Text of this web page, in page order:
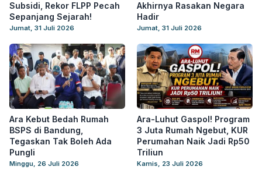
Subsidi, Rekor FLPP Pecah
Sepanjang Sejarah!
Jumat, 31 Juli 2026
Akhirnya Rasakan Negara
Hadir
Jumat, 31 Juli 2026
Ara Kebut Bedah Rumah
BSPS di Bandung,
Tegaskan Tak Boleh Ada
Pungli
Minggu, 26 Juli 2026
Ara-Luhut Gaspol! Program
3 Juta Rumah Ngebut, KUR
Perumahan Naik Jadi Rp50
Triliun
Kamis, 23 Juli 2026